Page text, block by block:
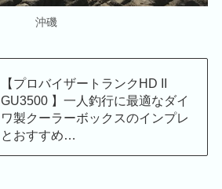
沖磯
【プロバイザートランクHD II
GU3500 】一人釣行に最適なダイ
ワ製クーラーボックスのインプレ
とおすすめ…